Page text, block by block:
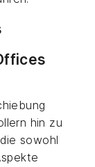
hin zu
sowohl